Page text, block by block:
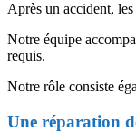
Après un accident,
Notre équipe
requis.
Notre rôle consiste
Une réparation